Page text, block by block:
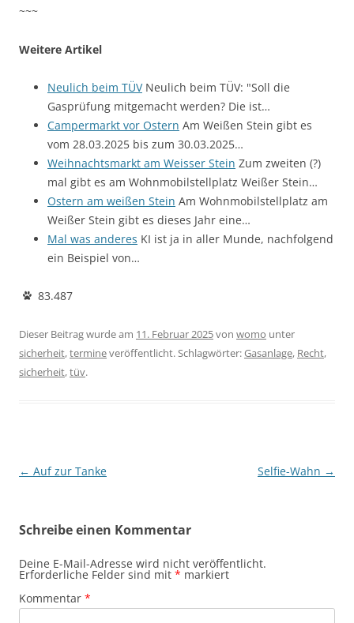
~~~
Weitere Artikel
Neulich beim TÜVNeulich beim TÜV: "Soll die
Gasprüfung mitgemacht werden? Die ist…
Campermarkt vor Ostern Am Weißen Stein gibt es
vom 28.03.2025 bis zum 30.03.2025…
Weihnachtsmarkt am Weisser Stein Zum zweiten (?)
mal gibt es am Wohnmobilstellplatz Weißer Stein…
Ostern am weißen Stein Am Wohnmobilstellplatz am
Weißer Stein gibt es dieses Jahr eine…
Mal was anderes KI ist ja in aller Munde, nachfolgend
ein Beispiel von…
83.487
Dieser Beitrag wurde am 11. Februar 2025von womo unter
sicherheit,termineveröffentlicht. Schlagwörter:Gasanlage, Recht,
sicherheit,tüv.
Beitragsnavigation
← Auf zur Tanke Selfie-Wahn →
Schreibe einen Kommentar
Deine E-Mail-Adresse wird nicht veröffentlicht.
Erforderliche Felder sind mit * markiert
Kommentar *